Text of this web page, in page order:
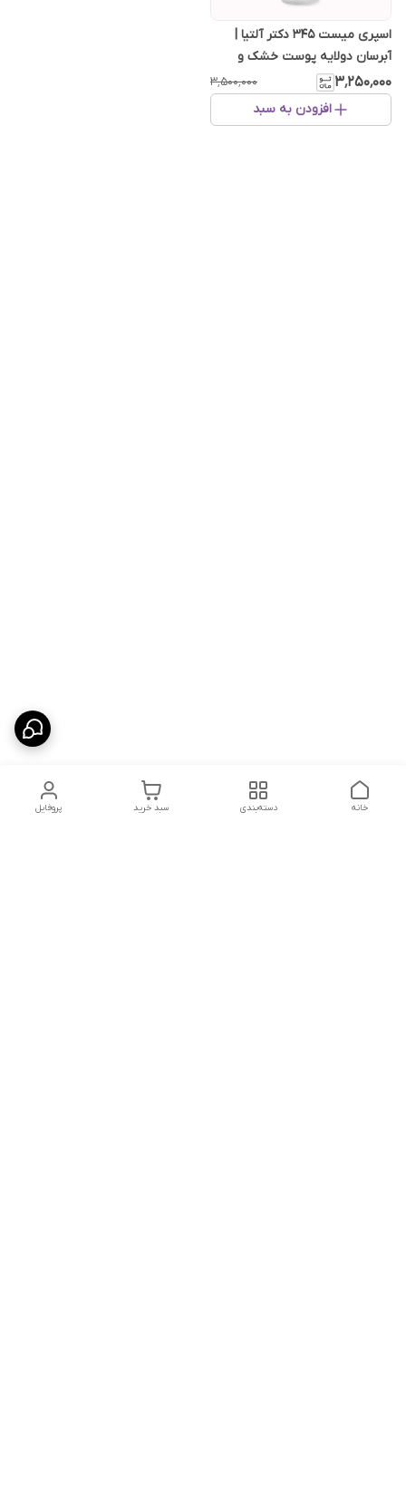
اسپری میست ۳۴۵ دکتر آلتیا |
آبرسان دولایه پوست خشک و
حساس حجم 100 میل
۳٬۲۵۰٬۰۰۰ ۳٬۵۰۰٬۰۰۰
افزودن به سبد
پروفایل سبد خرید دسته‌بندی خانه